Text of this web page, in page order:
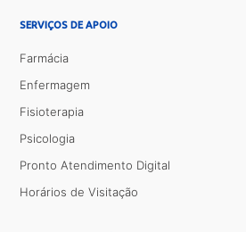
SERVIÇOS DE APOIO
Farmácia
Enfermagem
Fisioterapia
Psicologia
Pronto Atendimento Digital
Horários de Visitação